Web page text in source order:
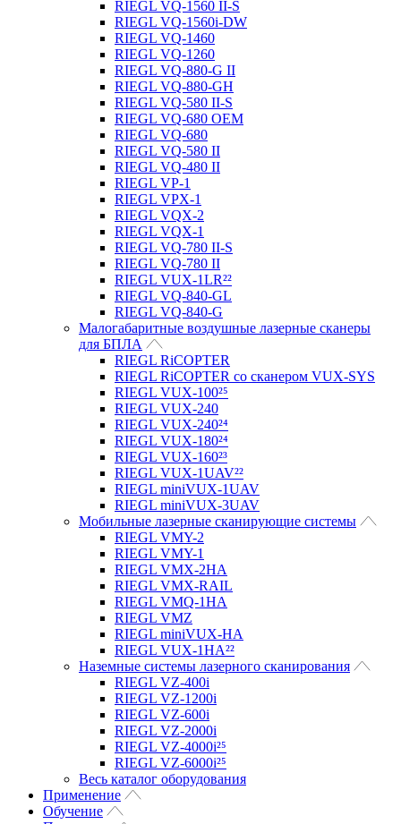
RIEGL VQ-1560 II-S
RIEGL VQ-1560i-DW
RIEGL VQ-1460
RIEGL VQ-1260
RIEGL VQ-880-G II
RIEGL VQ-880-GH
RIEGL VQ-580 II-S
RIEGL VQ-680 OEM
RIEGL VQ-680
RIEGL VQ-580 II
RIEGL VQ-480 II
RIEGL VP-1
RIEGL VPX-1
RIEGL VQX-2
RIEGL VQX-1
RIEGL VQ-780 II-S
RIEGL VQ-780 II
RIEGL VUX-1LR²²
RIEGL VQ-840-GL
RIEGL VQ-840-G
Малогабаритные воздушные лазерные сканеры
для БПЛА
RIEGL RiCOPTER
RIEGL RiCOPTER со сканером VUX-SYS
RIEGL VUX-100²⁵
RIEGL VUX-240
RIEGL VUX-240²⁴
RIEGL VUX-180²⁴
RIEGL VUX-160²³
RIEGL VUX-1UAV²²
RIEGL miniVUX-1UAV
RIEGL miniVUX-3UAV
Мобильные лазерные сканирующие системы
RIEGL VMY-2
RIEGL VMY-1
RIEGL VMX-2HA
RIEGL VMX-RAIL
RIEGL VMQ-1HA
RIEGL VMZ
RIEGL miniVUX-HA
RIEGL VUX-1HA²²
Наземные системы лазерного сканирования
RIEGL VZ-400i
RIEGL VZ-1200i
RIEGL VZ-600i
RIEGL VZ-2000i
RIEGL VZ-4000i²⁵
RIEGL VZ-6000i²⁵
Весь каталог оборудования
Применение
Обучение